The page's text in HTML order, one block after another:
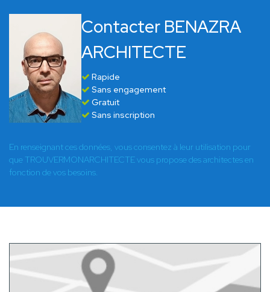
Contacter BENAZRA
ARCHITECTE
Rapide
Sans engagement
Gratuit
Sans inscription
En renseignant ces données, vous consentez à leur utilisation pour
que TROUVERMONARCHITECTE vous propose des architectes en
fonction de vos besoins.